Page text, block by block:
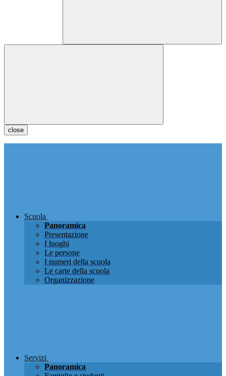
close
Scuola
Panoramica
Presentazione
I luoghi
Le persone
I numeri della scuola
Le carte della scuola
Organizzazione
Servizi
Panoramica